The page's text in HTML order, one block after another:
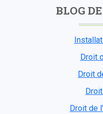
BLOG
Droit
Droit
Droit de